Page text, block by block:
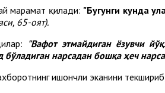
марҳамат қилади: "Бугунги кунда
65-оят).
"Вафот этмайдиган ёзувчи
бўладиган нарсадан бошқа ҳеч
ишончли эканини